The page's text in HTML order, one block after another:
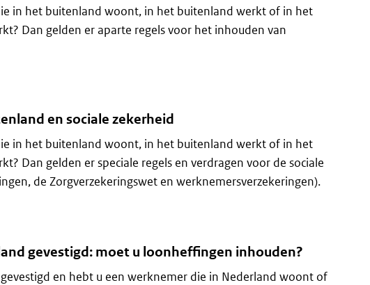
in het buitenland woont, in het buitenland werkt of in het
Dan gelden er aparte regels voor het inhouden van
in het buitenland en loonbelasting
en sociale zekerheid
in het buitenland woont, in het buitenland werkt of in het
Dan gelden er speciale regels en verdragen voor de sociale
de Zorgverzekeringswet en werknemersverzekeringen).
in het buitenland en sociale zekerheid
gevestigd: moet u loonheffingen inhouden?
en hebt u een werknemer die in Nederland woont of